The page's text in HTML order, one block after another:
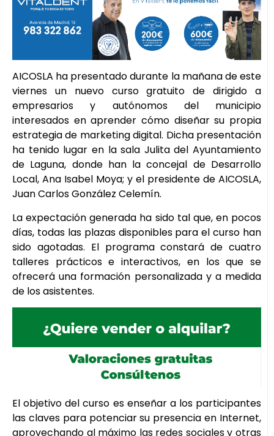
AICOSLA ha presentado durante la mañana de este
viernes un nuevo curso gratuito de dirigido a
empresarios y autónomos del municipio
interesados en aprender cómo diseñar su propia
estrategia de marketing digital. Dicha presentación
ha tenido lugar en la sala Julita del Ayuntamiento
de Laguna, donde han la concejal de Desarrollo
Local, Ana Isabel Moya; y el presidente de AICOSLA,
Juan Carlos González Celemín.
La expectación generada ha sido tal que, en pocos
días, todas las plazas disponibles para el curso han
sido agotadas. El programa constará de cuatro
talleres prácticos e interactivos, en los que se
ofrecerá una formación personalizada y a medida
de los asistentes.
El objetivo del curso es enseñar a los participantes
las claves para potenciar su presencia en Internet,
aprovechando al máximo las redes sociales y otras